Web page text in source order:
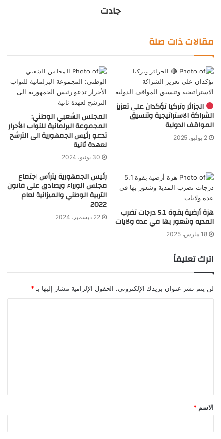
جادت
مقالات ذات صلة
الجزائر وتركيا تؤكدان على تعزيز
الشراكة الاستراتيجية وتنسيق
المواقف الدولية
2 يوليو، 2025
المجلس الشعبي الوطني:
المجموعة البرلمانية للنواب الأحرار
تدعو رئيس الجمهورية الى الترشح
لعهدة ثانية
30 يونيو، 2024
هزة أرضية بقوة 5.1 درجات تضرب
المدية وشعور بها في عدة ولايات
18 مارس، 2025
رئيس الجمهورية يترأس اجتماع
مجلس الوزراء ويصادق على قانون
التربية الوطني والميزانية لعام
2022
22 ديسمبر، 2024
اترك تعليقاً
لن يتم نشر عنوان بريدك الإلكتروني. الحقول الإلزامية مشار إليها بـ *
الاسم *